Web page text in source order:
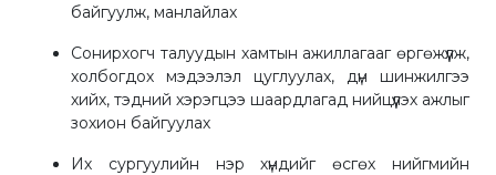
байгуулж, манлайлах
Сонирхогч талуудын хамтын ажиллагааг өргөжүүлж,
холбогдох мэдээлэл цуглуулах, дүн шинжилгээ
хийх, тэдний хэрэгцээ шаардлагад нийцүүлэх ажлыг
зохион байгуулах
Их сургуулийн нэр хүндийг өсгөх нийгмийн